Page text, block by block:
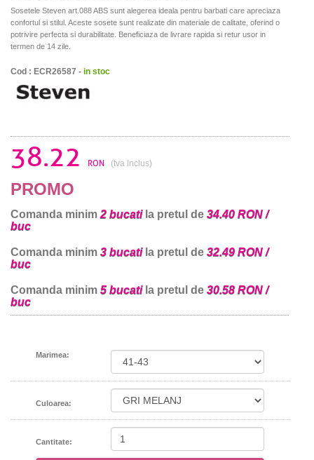
Sosetele Steven art.088 ABS sunt alegerea ideala pentru barbati care apreciaza
confortul si stilul. Aceste sosete sunt realizate din materiale de calitate, oferind o
potrivire perfecta si durabilitate. Beneficiaza de livrare rapida si retur usor in
termen de 14 zile.
Cod : ECR26587 - in stoc
38.22 RON (tva inclus)
PROMO
Comanda minim 2 bucatila pretul de 34.40 RON /
buc
Comanda minim 3 bucatila pretul de 32.49 RON /
buc
Comanda minim 5 bucatila pretul de 30.58 RON /
buc
Marimea:
Culoarea:
Cantitate: